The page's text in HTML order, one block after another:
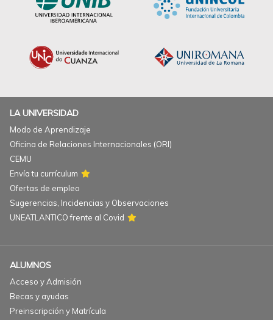
LA UNIVERSIDAD
Modo de Aprendizaje
Oficina de Relaciones Internacionales (ORI)
CEMU
Envía tu currículum
Ofertas de empleo
Sugerencias, Incidencias y Observaciones
UNEATLANTICO frente al Covid
ALUMNOS
Acceso y Admisión
Becas y ayudas
Preinscripción y Matrícula